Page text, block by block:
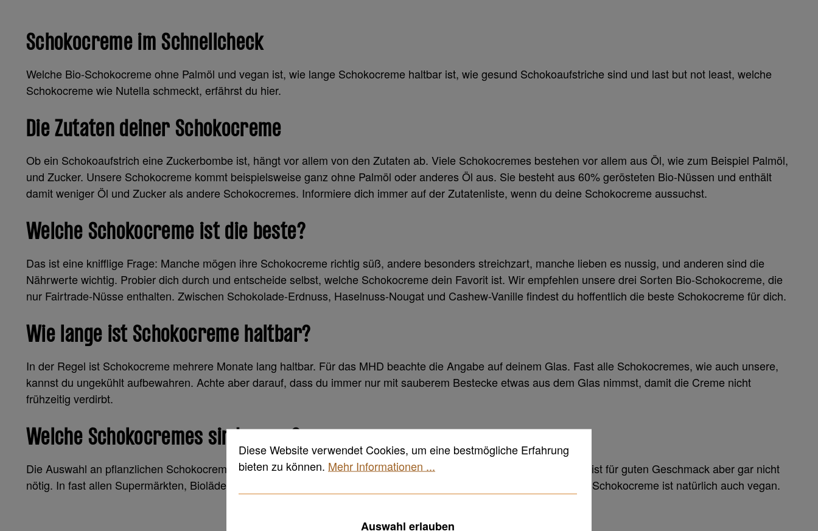
Schokocreme im Schnellcheck
Welche Bio-Schokocreme ohne Palmöl und vegan ist, wie lange Schokocreme haltbar ist, wie gesund Schokoaufstriche sind und last but not least, welche
Schokocreme wie Nutella schmeckt, erfährst du hier.
Die Zutaten deiner Schokocreme
Ob ein Schokoaufstrich eine Zuckerbombe ist, hängt vor allem von den Zutaten ab. Viele Schokocremes bestehen vor allem aus Öl, wie zum Beispiel Palmöl,
und Zucker. Unsere Schokocreme kommt beispielsweise ganz ohne Palmöl oder anderes Öl aus. Sie besteht aus 60% gerösteten Bio-Nüssen und enthält
damit weniger Öl und Zucker als andere Schokocremes. Informiere dich immer auf der Zutatenliste, wenn du deine Schokocreme aussuchst.
Welche Schokocreme ist die beste?
Das ist eine knifflige Frage: Manche mögen ihre Schokocreme richtig süß, andere besonders streichzart, manche lieben es nussig, und anderen sind die
Nährwerte wichtig. Probier dich durch und entscheide selbst, welche Schokocreme dein Favorit ist. Wir empfehlen unsere drei Sorten Bio-Schokocreme, die
nur Fairtrade-Nüsse enthalten. Zwischen Schokolade-Erdnuss, Haselnuss-Nougat und Cashew-Vanille findest du hoffentlich die beste Schokocreme für dich.
Wie lange ist Schokocreme haltbar?
In der Regel ist Schokocreme mehrere Monate lang haltbar. Für das MHD beachte die Angabe auf deinem Glas. Fast alle Schokocremes, wie auch unsere,
kannst du ungekühlt aufbewahren. Achte aber darauf, dass du immer nur mit sauberem Bestecke etwas aus dem Glas nimmst, damit die Creme nicht
frühzeitig verdirbt.
Welche Schokocremes sind vegan?
Die Auswahl an pflanzlichen Schokocremes wächst. Immer noch enthalten viele Schoko-Aufstriche Milchpulver. Das ist für guten Geschmack aber gar nicht
nötig. In fast allen Supermärkten, Bioläden und Drogerien findest du mittlerweile vegane Schokocremes. Unsere Bio-Schokocreme ist natürlich auch vegan.
Diese Website verwendet Cookies, um eine bestmögliche Erfahrung
bieten zu können. Mehr Informationen ...
Auswahl erlauben